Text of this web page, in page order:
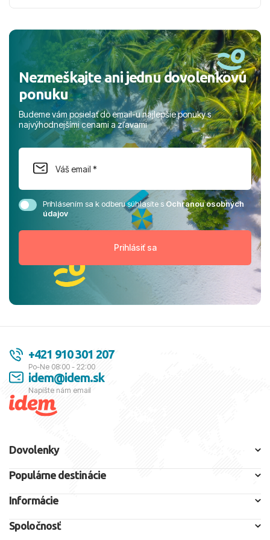
Nezmeškajte ani jednu dovolenkovú
ponuku
Budeme vám posielať do email-u najlepšie ponuky s
najvýhodnejšími cenami a zľavami
Prihlásením sa k odberu súhlasíte sOchranou osobných
údajov
+421 910 301 207
Po-Ne 08:00 - 22:00
idem@idem.sk
Napíšte nám email
Dovolenky
Populárne destinácie
Informácie
Spoločnosť